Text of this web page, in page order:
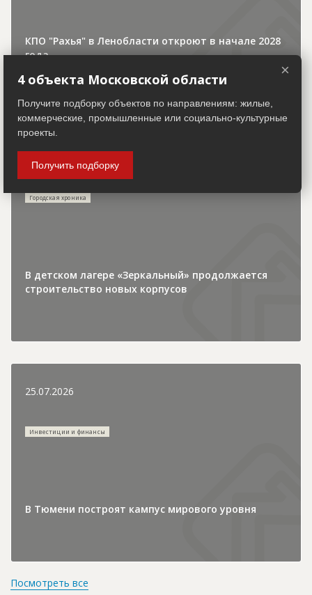
КПО "Рахья" в Ленобласти откроют в начале 2028
года
Городская хроника
В детском лагере «Зеркальный» продолжается
строительство новых корпусов
25.07.2026
Инвестиции и финансы
В Тюмени построят кампус мирового уровня
Посмотреть все
×
4 объекта Московской области
Получите подборку объектов по направлениям: жилые,
коммерческие, промышленные или социально-культурные
проекты.
Получить подборку